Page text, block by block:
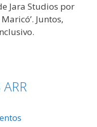
Jara Studios por
Juntos,